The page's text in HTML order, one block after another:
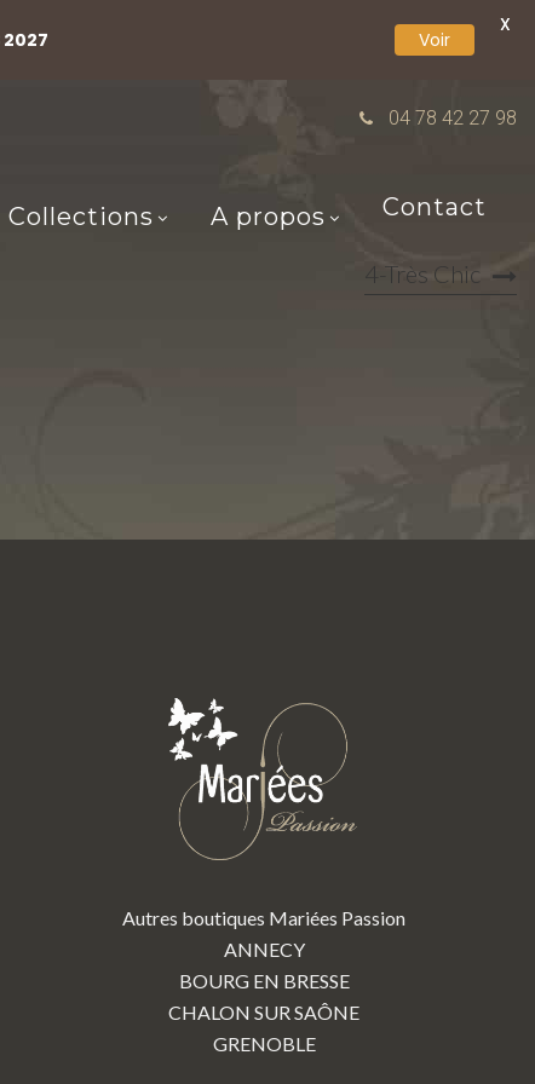
04 78 42 27 98
Collections A propos Contact
4-Très Chic
Autres boutiques Mariées Passion
ANNECY
BOURG EN BRESSE
CHALON SUR SAÔNE
GRENOBLE
2027 Voir
X